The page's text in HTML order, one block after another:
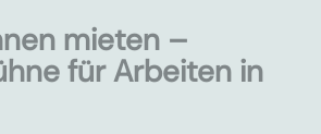
mieten –
für Arbeiten in